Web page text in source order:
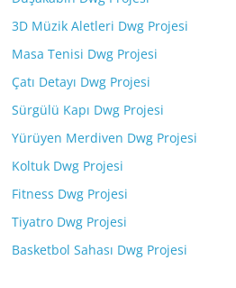
3D Müzik Aletleri Dwg Projesi
Masa Tenisi Dwg Projesi
Çatı Detayı Dwg Projesi
Sürgülü Kapı Dwg Projesi
Yürüyen Merdiven Dwg Projesi
Koltuk Dwg Projesi
Fitness Dwg Projesi
Tiyatro Dwg Projesi
Basketbol Sahası Dwg Projesi